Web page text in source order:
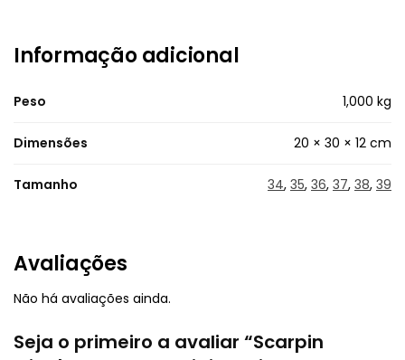
Informação adicional
Peso 1,000 kg
Dimensões 20 × 30 × 12 cm
Tamanho 34, 35, 36, 37, 38, 39
Avaliações
Não há avaliações ainda.
Seja o primeiro a avaliar “Scarpin